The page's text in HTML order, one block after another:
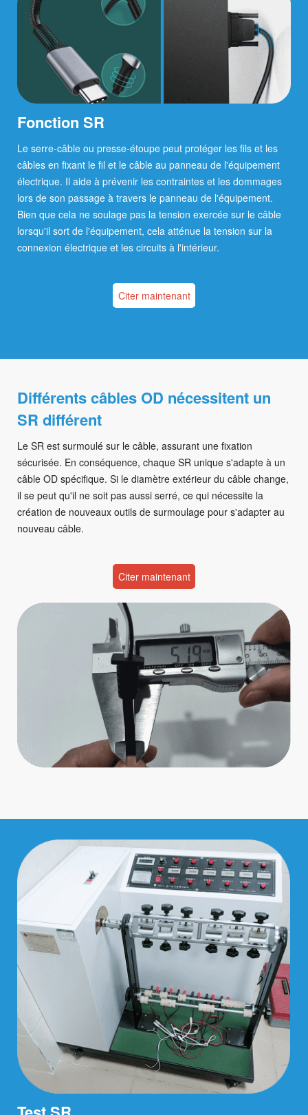
Fonction SR
Le serre-câble ou presse-étoupe peut protéger les fils et les
câbles en fixant le fil et le câble au panneau de l'équipement
électrique. Il aide à prévenir les contraintes et les dommages
lors de son passage à travers le panneau de l'équipement.
Bien que cela ne soulage pas la tension exercée sur le câble
lorsqu'il sort de l'équipement, cela atténue la tension sur la
connexion électrique et les circuits à l'intérieur.
Citer maintenant
Différents câbles OD nécessitent un
SR différent
Le SR est surmoulé sur le câble, assurant une fixation
sécurisée. En conséquence, chaque SR unique s'adapte à un
câble OD spécifique. Si le diamètre extérieur du câble change,
il se peut qu'il ne soit pas aussi serré, ce qui nécessite la
création de nouveaux outils de surmoulage pour s'adapter au
nouveau câble.
Citer maintenant